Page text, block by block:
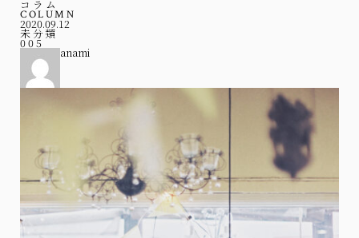
コラム
COLUMN
2020.09.12
未分類
005
anami